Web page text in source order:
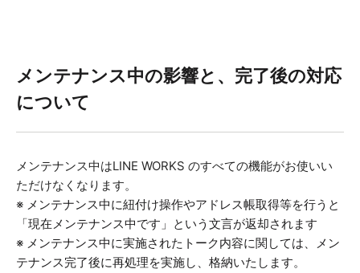
メンテナンス中の影響と、完了後の対応
について
メンテナンス中はLINE WORKS のすべての機能がお使いい
ただけなくなります。
※ メンテナンス中に紐付け操作やアドレス帳取得等を行うと
「現在メンテナンス中です」という文言が返却されます
※ メンテナンス中に実施されたトーク内容に関しては、
メン
テナンス完了後に再処理を実施し、格納いたします。